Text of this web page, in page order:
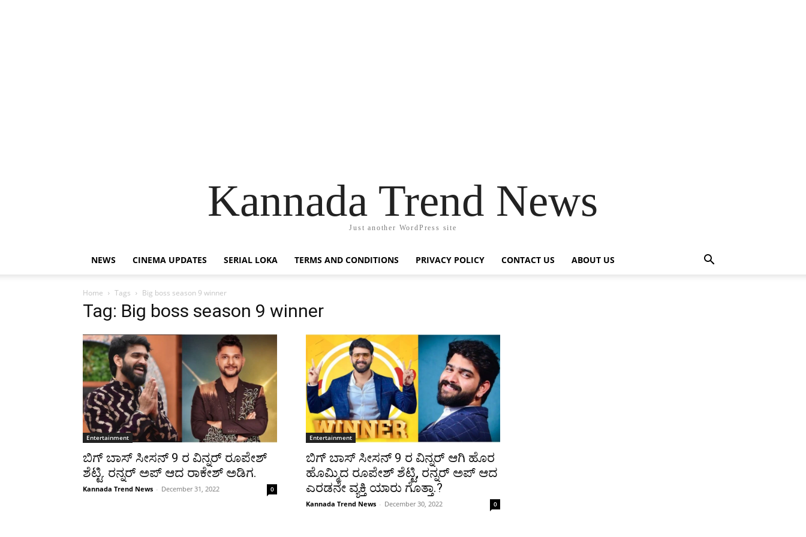
Kannada Trend News
Just another WordPress site
NEWS CINEMA UPDATES SERIAL LOKA TERMS AND CONDITIONS PRIVACY POLICY CONTACT US ABOUT US
Home Tags Big boss season 9 winner
Tag: Big boss season 9 winner
Entertainment
ಬಿಗ್ ಬಾಸ್ ಸೀಸನ್ 9 ರ ವಿನ್ನರ್ ರೂಪೇಶ್
ಶೆಟ್ಟಿ. ರನ್ನರ್ ಅಪ್ ಆದ ರಾಕೇಶ್ ಅಡಿಗ.
Kannada Trend News - December 31, 2022 0
Entertainment
ಬಿಗ್ ಬಾಸ್ ಸೀಸನ್ 9 ರ ವಿನ್ನರ್ ಆಗಿ ಹೊರ
ಹೊಮ್ಮಿದ ರೂಪೇಶ್ ಶೆಟ್ಟಿ, ರನ್ನರ್ ಅಪ್ ಆದ
ಎರಡನೇ ವ್ಯಕ್ತಿ ಯಾರು ಗೊತ್ತಾ.?
Kannada Trend News - December 30, 2022 0